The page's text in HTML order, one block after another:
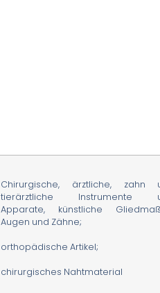
Chirurgische, ärztliche, zahn
tierärztliche Instrumente
Apparate, künstliche
Augen und Zähne;
orthopädische Artikel;
chirurgisches Nahtmaterial